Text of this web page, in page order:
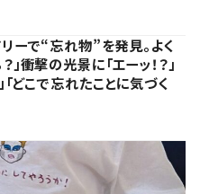
ーで“忘れ物”を発見。よく
衝撃の光景に「エーッ！？」
「どこで忘れたことに気づく